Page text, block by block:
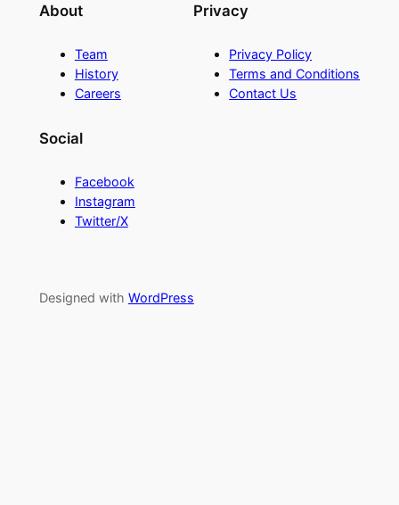
About
Team
History
Careers
Privacy
Privacy Policy
Terms and Conditions
Contact Us
Social
Facebook
Instagram
Twitter/X
Designed with WordPress